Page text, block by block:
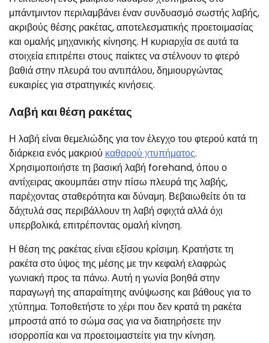
μπάντμιντον περιλαμβάνει έναν συνδυασμό σωστής λαβής,
ακριβούς θέσης ρακέτας, αποτελεσματικής προετοιμασίας
και ομαλής μηχανικής κίνησης. Η κυριαρχία σε αυτά τα
στοιχεία επιτρέπει στους παίκτες να στέλνουν το φτερό
βαθιά στην πλευρά του αντιπάλου, δημιουργώντας
ευκαιρίες για στρατηγικές κινήσεις.
Λαβή και θέση ρακέτας
Η λαβή είναι θεμελιώδης για τον έλεγχο του φτερού κατά τη
διάρκεια ενός μακριού καθαρού χτυπήματος.
Χρησιμοποιήστε τη βασική λαβή forehand, όπου ο
αντίχειρας ακουμπάει στην πίσω πλευρά της λαβής,
παρέχοντας σταθερότητα και δύναμη. Βεβαιωθείτε ότι τα
δάχτυλά σας περιβάλλουν τη λαβή σφιχτά αλλά όχι
υπερβολικά, επιτρέποντας ομαλή κίνηση.
Η θέση της ρακέτας είναι εξίσου κρίσιμη. Κρατήστε τη
ρακέτα στο ύψος της μέσης με την κεφαλή ελαφρώς
γωνιακή προς τα πάνω. Αυτή η γωνία βοηθά στην
παραγωγή της απαραίτητης ανύψωσης και βάθους για το
χτύπημα. Τοποθετήστε το χέρι που δεν κρατά τη ρακέτα
μπροστά από το σώμα σας για να διατηρήσετε την
ισορροπία και να προετοιμαστείτε για την κίνηση.